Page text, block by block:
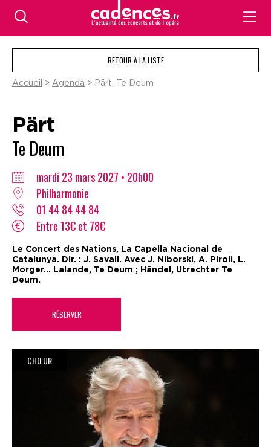
RETOUR À LA LISTE
Accueil > Agenda > Pärt, Te Deum
Pärt
Te Deum
mardi 23 mars 2027 • 20h00
Philharmonie
01 44 84 44 84
Entre 13€ et 78€
Le Concert des Nations, La Capella Nacional de
Catalunya. Dir. : J. Savall. Avec J. Niborski, A. Piroli, L.
Morger... Lalande, Te Deum ; Händel, Utrechter Te
Deum.
RÉSERVER
CHŒUR